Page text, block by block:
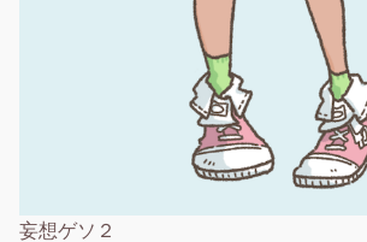
妄想ゲソ２